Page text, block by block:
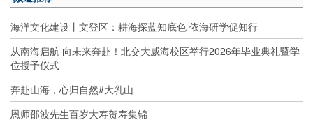
海洋文化建设丨文登区：耕海探蓝知底色 依海研学促知行
从南海启航 向未来奔赴！北交大威海校区举行2026年毕业典礼暨学
位授予仪式
奔赴山海，心归自然#大乳山
恩师邵波先生百岁大寿贺寿集锦